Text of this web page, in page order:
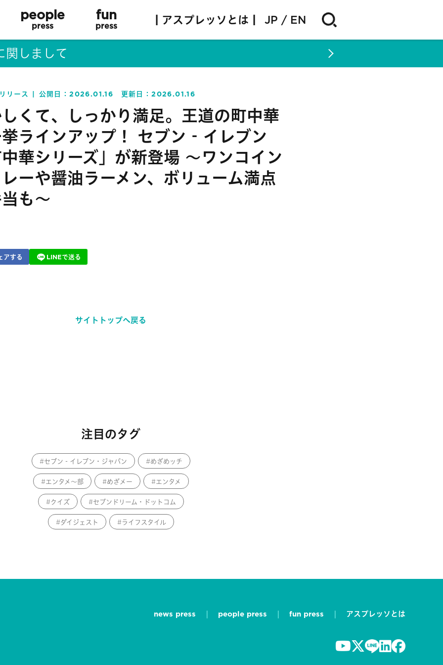
people
press
fun
press | アスプレッソとは | JP EN
関しまして
リース 公開日：2026.01.16 更新日：2026.01.16
くて、しっかり満足。王道の町中華
ラインアップ！ セブン‐イレブン
中華シリーズ」が新登場 〜ワンコイン
ーや醤油ラーメン、ボリューム満点
も〜
アする LINEで送る
サイトトップへ戻る
注目のタグ
セブン‐イレブン・ジャパン めざめッチ
エンタメ～部 めざメー エンタメ
クイズ セブンドリーム・ドットコム
ダイジェスト ライフスタイル
news press people press fun press アスプレッソとは